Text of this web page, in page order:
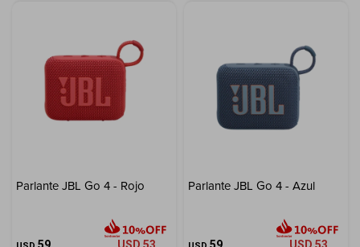
Parlante JBL Go 4 - Rojo Parlante JBL Go 4 - Azul
Wearables